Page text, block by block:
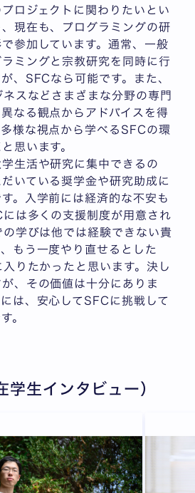
ロジェクトに関わりたいとい
現在も、プログラミングの研
参加しています。通常、一般
ミングと宗教研究を同時に行
、SFCなら可能です。また、
スなどさまざまな分野の専門
なる観点からアドバイスを得
様な視点から学べるSFCの環
思います。
生活や研究に集中できるの
いている奨学金や研究助成に
。入学前には経済的な不安も
は多くの支援制度が用意され
学びは他では経験できない貴
もう一度やり直せるとした
りたかったと思います。決し
、その価値は十分にありま
は、安心してSFCに挑戦して
。
学生インタビュー）